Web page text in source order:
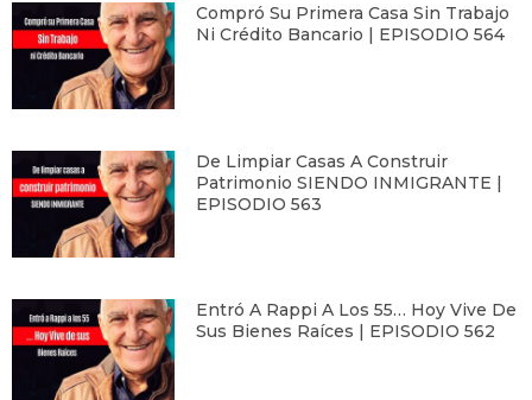
Compró Su Primera Casa Sin Trabajo
Ni Crédito Bancario | EPISODIO 564
De Limpiar Casas A Construir
Patrimonio SIENDO INMIGRANTE |
EPISODIO 563
Entró A Rappi A Los 55… Hoy Vive De
Sus Bienes Raíces | EPISODIO 562